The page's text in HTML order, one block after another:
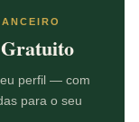
perfil — com
para o seu